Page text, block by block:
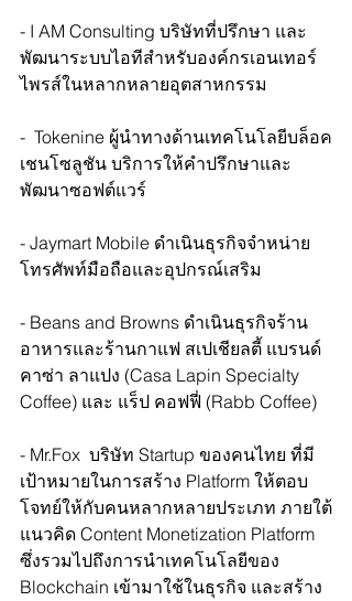
- I AM Consulting บริษัทที่ปรึกษา และ
พัฒนาระบบไอทีสำหรับองค์กรเอนเทอร์
ไพรส์ในหลากหลายอุตสาหกรรม
-  Tokenine ผู้นำทางด้านเทคโนโลยีบล็อค
เชนโซลูชัน บริการให้คำปรึกษาและ
พัฒนาซอฟต์แวร์
- Jaymart Mobile ดำเนินธุรกิจจำหน่าย
โทรศัพท์มือถือและอุปกรณ์เสริม
- Beans and Browns ดำเนินธุรกิจร้าน
อาหารและร้านกาแฟ สเปเชียลตี้ แบรนด์
คาซ่า ลาแปง (Casa Lapin Specialty
Coffee) และ แร็ป คอฟฟี่ (Rabb Coffee)
- Mr.Fox  บริษัท Startup ของคนไทย ที่มี
เป้าหมายในการสร้าง Platform ให้ตอบ
โจทย์ให้กับคนหลากหลายประเภท ภายใต้
แนวคิด Content Monetization Platform
ซึ่งรวมไปถึงการนำเทคโนโลยีของ
Blockchain เข้ามาใช้ในธุรกิจ และสร้าง